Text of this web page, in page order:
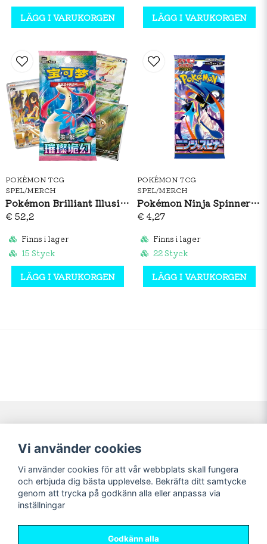
LÄGG I VARUKORGEN LÄGG I VARUKORGEN
POKÉMON TCG
SPEL/MERCH
Pokémon Brilliant Illusions CSV8C Booster Box Slim (S-CH)
€ 52,2
Finns i lager
15 Styck
LÄGG I VARUKORGEN
POKÉMON TCG
SPEL/MERCH
Pokémon Ninja Spinner Booster Pack (JP)
€ 4,27
Finns i lager
22 Styck
LÄGG I VARUKORGEN
Navigering
Nyheter!
Förbeställning
Mitt konto
Logga in
Registrera dig
Glömt lösenord?
Sociala medier
Vi använder cookies
Vi använder cookies för att vår webbplats skall fungera
och erbjuda dig bästa upplevelse. Bekräfta ditt samtycke
genom att trycka på godkänn alla eller anpassa via
inställningar
Godkänn alla